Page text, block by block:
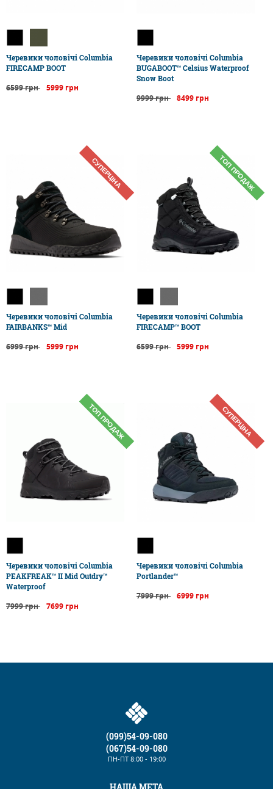
Черевики чоловічі Columbia
FIRECAMP BOOT
6599 грн 5999 грн
Черевики чоловічі Columbia
BUGABOOT™ Celsius Waterproof
Snow Boot
9999 грн 8499 грн
СУПЕРЦІНА
Черевики чоловічі Columbia
FAIRBANKS™ Mid
6999 грн 5999 грн
ТОП ПРОДАЖ
Черевики чоловічі Columbia
FIRECAMP™ BOOT
6599 грн 5999 грн
ТОП ПРОДАЖ
Черевики чоловічі Columbia
PEAKFREAK™ II Mid Outdry™
Waterproof
7999 грн 7699 грн
СУПЕРЦІНА
Черевики чоловічі Columbia
Portlander™
7999 грн 6999 грн
(099)54-09-080
(067)54-09-080
ПН-ПТ8:00 - 19:00